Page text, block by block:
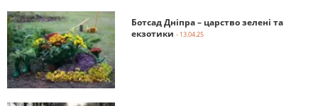
Ботсад Дніпра – царство зелені та
екзотики - 13.04.25